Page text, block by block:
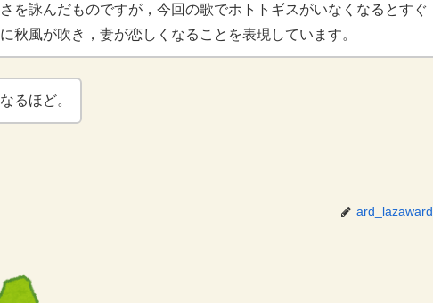
さを詠んだものですが，今回の歌でホトトギスがいなくなるとすぐ
に秋風が吹き，妻が恋しくなることを表現しています。
なるほど。
ard_lazaward